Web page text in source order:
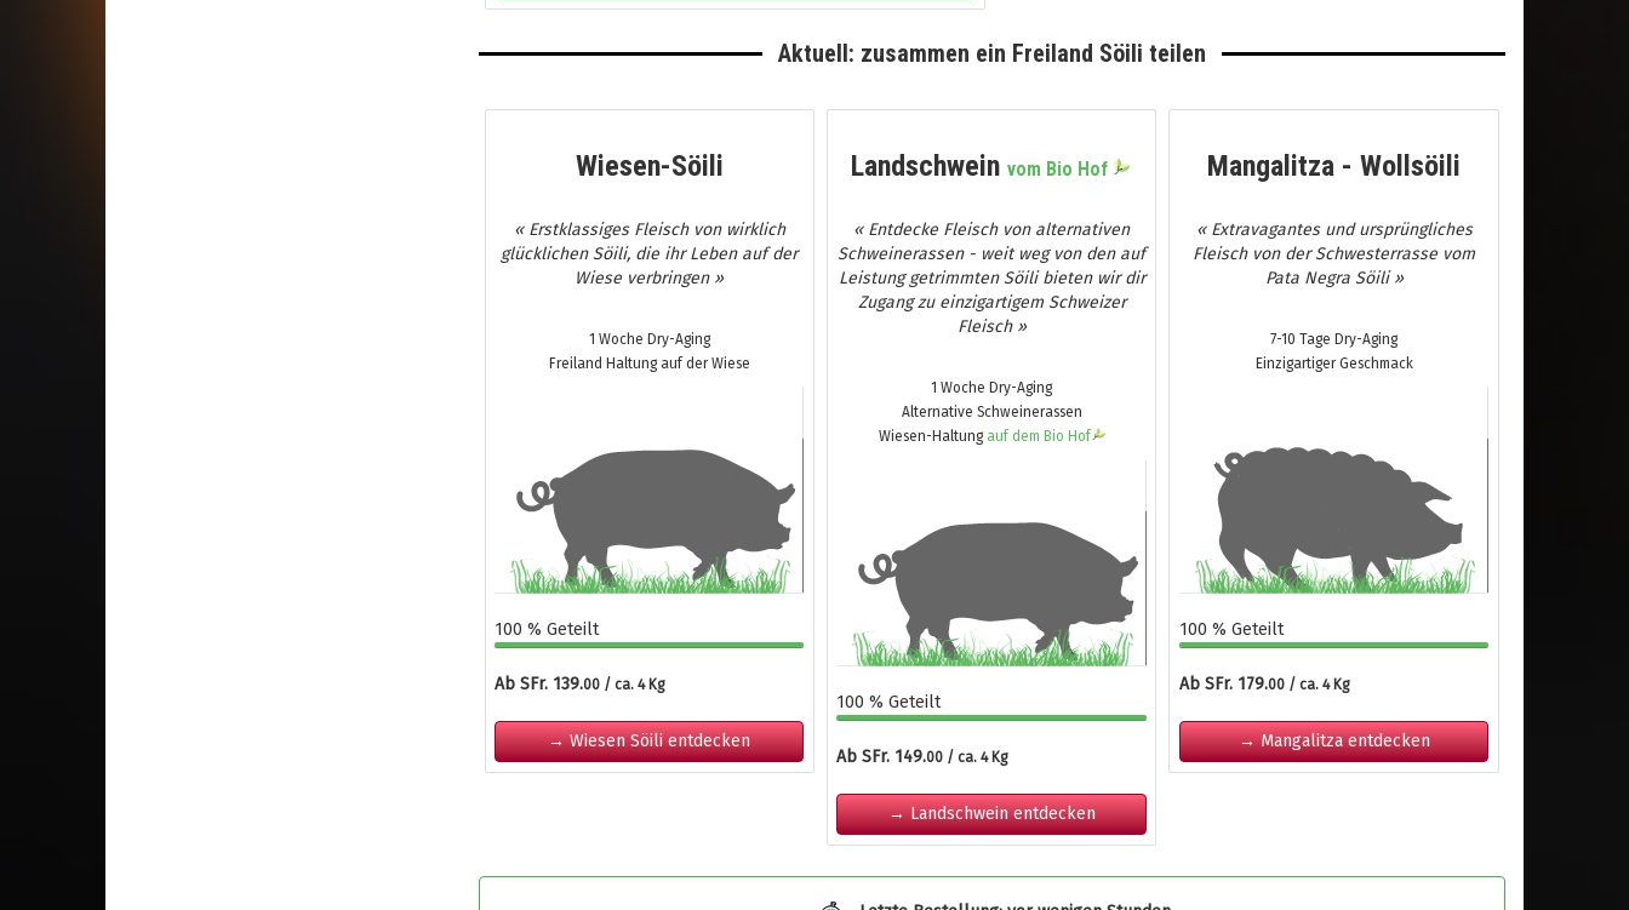
Aktuell: zusammen ein Freiland Söili teilen
Wiesen-Söili
« Erstklassiges Fleisch von wirklich
glücklichen Söili, die ihr Leben auf der
Wiese verbringen »
1 Woche Dry-Aging
Freiland Haltung auf der Wiese
100 % Geteilt
Ab SFr. 139.00 / ca. 4 Kg
→ Wiesen Söili entdecken
Landschweinvom Bio Hof
« Entdecke Fleisch von alternativen
Schweinerassen - weit weg von den auf
Leistung getrimmten Söili bieten wir dir
Zugang zu einzigartigem Schweizer
Fleisch »
1 Woche Dry-Aging
Alternative Schweinerassen
Wiesen-Haltung auf dem Bio Hof
100 % Geteilt
Ab SFr. 149.00 / ca. 4 Kg
→ Landschwein entdecken
Mangalitza - Wollsöili
« Extravagantes und ursprüngliches
Fleisch von der Schwesterrasse vom
Pata Negra Söili »
7-10 Tage Dry-Aging
Einzigartiger Geschmack
100 % Geteilt
Ab SFr. 179.00 / ca. 4 Kg
→ Mangalitza entdecken